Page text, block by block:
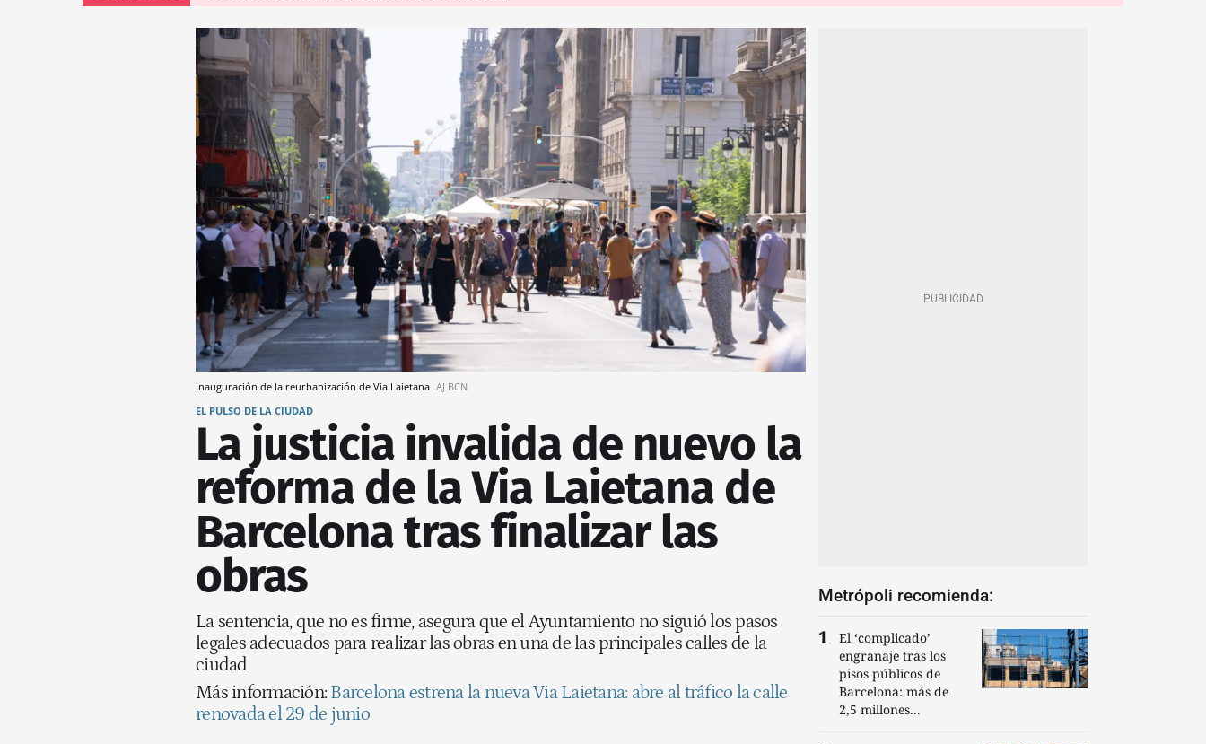
Inauguración de la reurbanización de Via Laietana AJ BCN
EL PULSO DE LA CIUDAD
La justicia invalida de nuevo la
reforma de la Via Laietana de
Barcelona tras finalizar las
obras
La sentencia, que no es firme, asegura que el Ayuntamiento no siguió los pasos
legales adecuados para realizar las obras en una de las principales calles de la
ciudad
Más información: Barcelona estrena la nueva Via Laietana: abre al tráfico la calle
renovada el 29 de junio
Metrópoli recomienda:
El ‘complicado’
engranaje tras los
pisos públicos de
Barcelona: más de
2,5 millones...